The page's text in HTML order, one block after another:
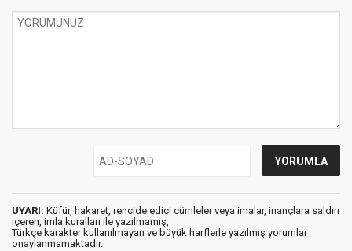
UYARI: Küfür, hakaret, rencide edici cümleler veya imalar, inançlara saldırı
içeren, imla kuralları ile yazılmamış,
Türkçe karakter kullanılmayan ve büyük harflerle yazılmış yorumlar
onaylanmamaktadır.